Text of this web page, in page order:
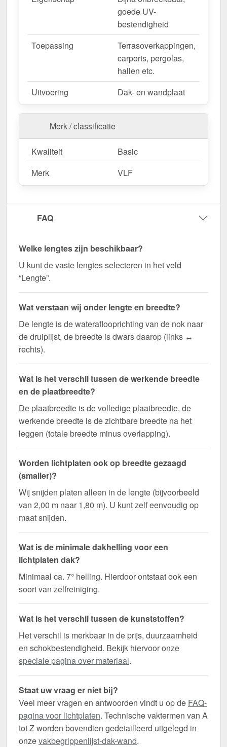
goede UV-
bestendigheid
Toepassing
Terrasoverkappingen,
carports, pergolas,
hallen etc.
Uitvoering
Dak- en wandplaat
Merk / classificatie
Kwaliteit
Basic
Merk
VLF
FAQ
Welke lengtes zijn beschikbaar?
U kunt de vaste lengtes selecteren in het veld
“Lengte”.
Wat verstaan wij onder lengte en breedte?
De lengte is de wateraflooprichting van de nok naar
de druiplijst, de breedte is dwars daarop (links ↔
rechts).
Wat is het verschil tussen de werkende breedte
en de plaatbreedte?
De plaatbreedte is de volledige plaatbreedte, de
werkende breedte is de zichtbare breedte na het
leggen (totale breedte minus overlapping).
Worden lichtplaten ook op breedte gezaagd
(smaller)?
Wij snijden platen alleen in de lengte (bijvoorbeeld
van 2,00 m naar 1,80 m). U kunt zelf eenvoudig op
maat snijden.
Wat is de minimale dakhelling voor een
lichtplaten dak?
Minimaal ca. 7° helling. Hierdoor ontstaat ook een
soort van zelfreiniging.
Wat is het verschil tussen de kunststoffen?
Het verschil is merkbaar in de prijs, duurzaamheid
en schokbestendigheid. Bekijk hiervoor onze
speciale pagina over materiaal.
Staat uw vraag er niet bij?
Veel meer vragen en antwoorden vindt u op de FAQ-
pagina voor lichtplaten. Technische vaktermen van A
tot Z worden bovendien gedetailleerd uitgelegd in
onzevakbegrippenlijst-dak-wand.